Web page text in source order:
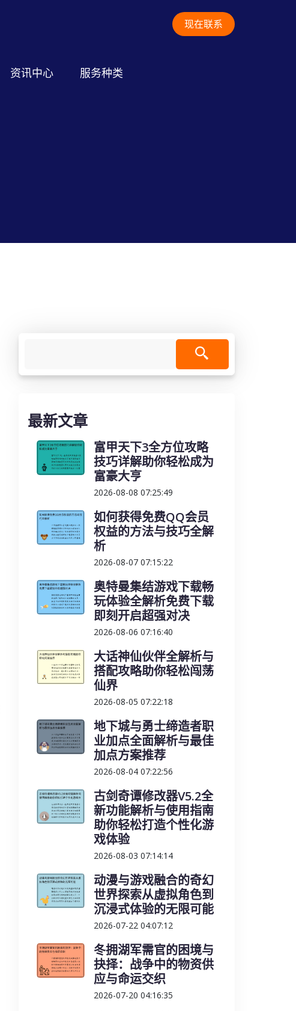
现在联系
资讯中心
服务种类
最新文章
富甲天下3全方位攻略
技巧详解助你轻松成为
富豪大亨
2026-08-08 07:25:49
如何获得免费QQ会员
权益的方法与技巧全解
析
2026-08-07 07:15:22
奥特曼集结游戏下载畅
玩体验全解析免费下载
即刻开启超强对决
2026-08-06 07:16:40
大话神仙伙伴全解析与
搭配攻略助你轻松闯荡
仙界
2026-08-05 07:22:18
地下城与勇士缔造者职
业加点全面解析与最佳
加点方案推荐
2026-08-04 07:22:56
古剑奇谭修改器V5.2全
新功能解析与使用指南
助你轻松打造个性化游
戏体验
2026-08-03 07:14:14
动漫与游戏融合的奇幻
世界探索从虚拟角色到
沉浸式体验的无限可能
2026-07-22 04:07:12
冬拥湖军需官的困境与
抉择：战争中的物资供
应与命运交织
2026-07-20 04:16:35